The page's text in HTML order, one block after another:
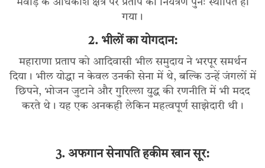
मेवाड़ के अधिकांश क्षेत्र पर प्रताप का नियंत्रण पुनः स्थापित हो
गया।
2. भीलों का योगदान:
महाराणा प्रताप को आदिवासी भील समुदाय ने भरपूर समर्थन
दिया। भील योद्धा न केवल उनकी सेना में थे, बल्कि उन्हें जंगलों में
छिपने, भोजन जुटाने और गुरिल्ला युद्ध की रणनीति में भी मदद
करते थे। यह एक अनकही लेकिन महत्वपूर्ण साझेदारी थी।
3. अफगान सेनापति हकीम खान सूर: